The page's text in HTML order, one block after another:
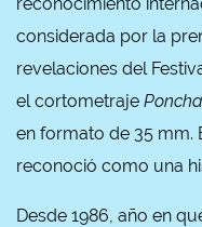
considerada por la
revelaciones del
el cortometraje
en formato de 35 mm.
reconoció como una
Desde 1986, año en